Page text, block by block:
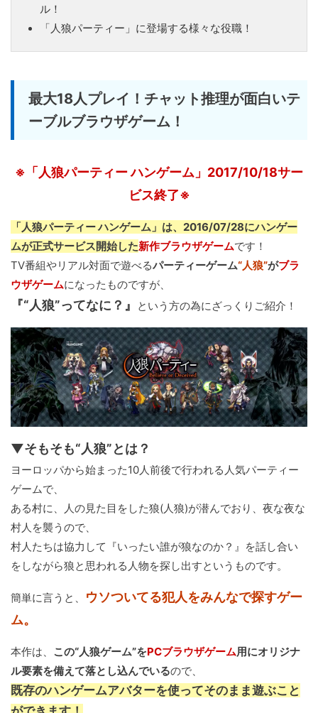
ル！
「人狼パーティー」に登場する様々な役職！
最大18人プレイ！チャット推理が面白いテ
ーブルブラウザゲーム！
※「人狼パーティー ハンゲーム」2017/10/18サー
ビス終了※
「人狼パーティー ハンゲーム」は、2016/07/28にハンゲー
ムが正式サービス開始した新作ブラウザゲームです！
TV番組やリアル対面で遊べるパーティーゲーム“人狼”がブラ
ウザゲームになったものですが、
『“人狼”ってなに？』 という方の為にざっくりご紹介！
▼そもそも“人狼”とは？
ヨーロッパから始まった10人前後で行われる人気パーティー
ゲームで、
ある村に、人の見た目をした狼(人狼)が潜んでおり、夜な夜な
村人を襲うので、
村人たちは協力して『いったい誰が狼なのか？』を話し合い
をしながら狼と思われる人物を探し出すというものです。
簡単に言うと、
ウソついてる犯人をみんなで探すゲー
ム。
本作は、 この“人狼ゲーム”をPCブラウザゲーム用にオリジナ
ル要素を備えて落とし込んでいるので、
既存のハンゲームアバターを使ってそのまま遊ぶこと